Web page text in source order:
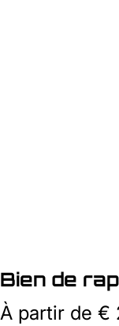
Bien de
À partir de €